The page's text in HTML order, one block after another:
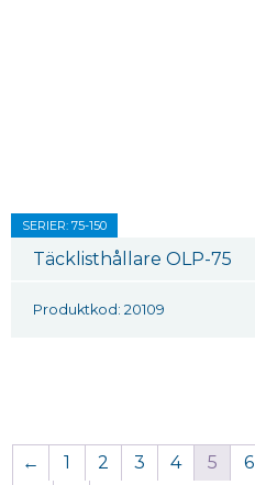
SERIER: 75-150
Täcklisthållare OLP-75
Produktkod: 20109
← 1 2 3 4 5 6